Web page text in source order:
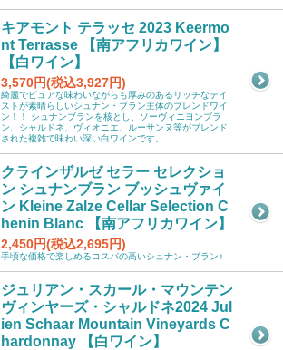
キアモント テラッセ 2023 Keermo
nt Terrasse 【南アフリカワイン】
【白ワイン】
3,570円(税込3,927円)
綺麗でピュアな味わいながらも厚みのあるリッチなテイ
ストが素晴らしいシュナン・ブラン主体のブレンドワイ
ン！！ シュナンブランを核とし、ソーヴィニヨンブラ
ン、シャルドネ、ヴィオニエ、ルーサンヌ等がブレンド
された複雑で味わい深い白ワインです。
クラインザルゼ セラー セレクショ
ン シュナンブラン ブッシュヴァイ
ン Kleine Zalze Cellar Selection C
henin Blanc 【南アフリカワイン】
2,450円(税込2,695円)
手頃な価格で楽しめるコスパの高いシュナン・ブラン♪
ジュリアン・スカール・マウンテン
ヴィンヤーズ・シャルドネ2024 Jul
ien Schaar Mountain Vineyards C
hardonnay 【白ワイン】